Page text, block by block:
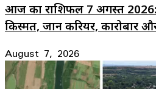
आज का राशिफल 7 अगस्त 2026:
किस्मत, जानें करियर, कारोबार
August 7, 2026